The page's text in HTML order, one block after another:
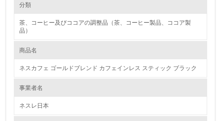
ネスレ日本は2010年からモーダルシフト（トラックによる輸送から鉄道
的に取り組んでまいりました。 2023年9月より、JR貨物グループとの連
携によりトラック輸送から貨物鉄道輸送への移行をさらに加速させ、
しました。 本取り組みの開始により、静岡エリアから関西エリアへ200ト
(CO2)排出量は約900トン削減できる見込みです。また、今後も段階的に
対象品目と地域の拡大に取り組む予定です。
1.環境取り組み体制
1.
環境方針を持っている
分類
茶、コーヒー及びココアの調整品（茶、コーヒー製品、ココア製
品）
商品名
ネスカフェ ゴールドブレンド カフェインレス スティック ブラック
事業者名
ネスレ日本